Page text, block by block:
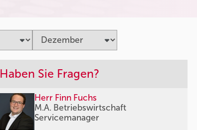
Haben Sie Fragen?
Herr Finn Fuchs
M.A. Betriebswirtschaft
Servicemanager